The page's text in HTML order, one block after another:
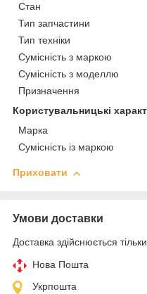
Стан
Тип запчастини
Тип техніки
Сумісність з маркою
Сумісність з моделлю
Призначення
Користувальницькі
Марка
Сумісність із маркою
Приховати
Умови доставки
Доставка здійснюється
Нова Пошта
Укрпошта